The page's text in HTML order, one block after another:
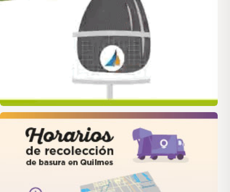
quilmes